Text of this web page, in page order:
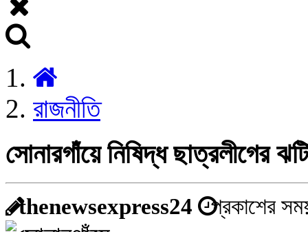
রাজনীতি
সোনারগাঁয়ে নিষিদ্ধ ছাত্রলীগের
thenewsexpress24 প্রকাশের